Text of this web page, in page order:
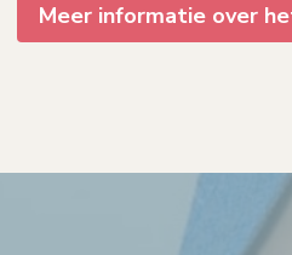
Meer informatie over